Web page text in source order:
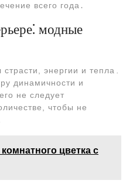
всего года․
модные
энергии и тепла․
динамичности и
не следует
чтобы не
цветка с